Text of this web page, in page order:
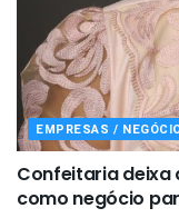
EMPRESAS /
Confeitaria deixa
como negócio